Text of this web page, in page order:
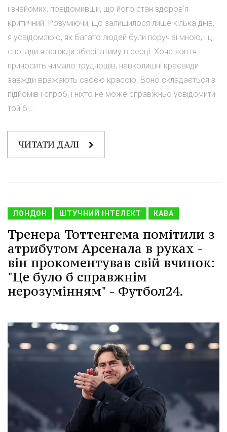
і знайомих, повідомивши, що його стан здоров’я
критичний. Розуміючи, що залишилося лише кілька днів,
я усвідомлюю, як багато людей були поруч зі мною, і ці
спогади я завжди зберігатиму в серці. Хоча життя
приносить чимало труднощів, навколишні краєвиди
завжди вражають своєю красою. Воно складається з
підйомів і спроб, і ніхто не може справжньо усвідомити
той бі...
ЧИТАТИ ДАЛІ
ЛОНДОН ШТУЧНИЙ ІНТЕЛЕКТ КАВА
Тренера Тоттенгема помітили з
атрибутом Арсенала в руках -
він прокоментував свій вчинок:
"Це було б справжнім
нерозумінням" - Футбол24.